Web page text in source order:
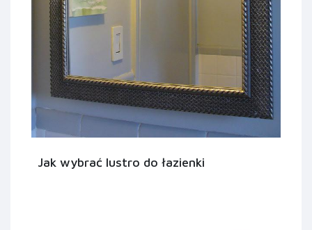
Jak wybrać lustro do łazienki